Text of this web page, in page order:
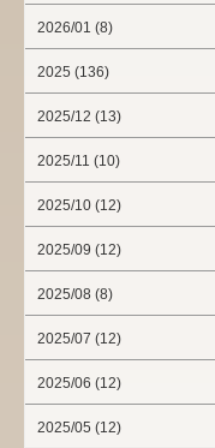
2026/01 (8)
2025 (136)
2025/12 (13)
2025/11 (10)
2025/10 (12)
2025/09 (12)
2025/08 (8)
2025/07 (12)
2025/06 (12)
2025/05 (12)